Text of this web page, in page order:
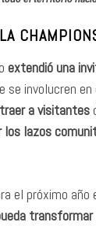
extendió una
se involucren
a visitantes
lazos
el próximo año